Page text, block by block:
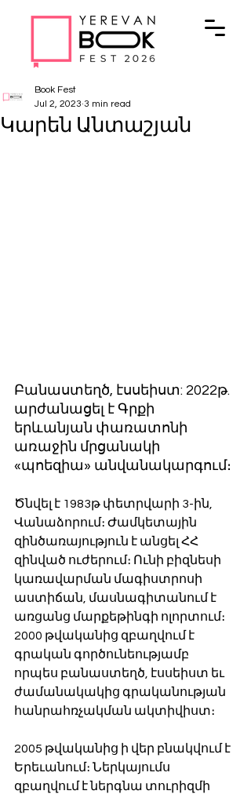
Կարեն Անտաշյան
Book Fest
Jul 2, 2023 3 min read
Բանաստեղծ, էսսեիստ: 2022թ.
արժանացել է Գրքի
երևանյան փառատոնի
առաջին մրցանակի
«պոեզիա» անվանակարգում։
Ծնվել է 1983թ փետրվարի 3-ին,
Վանաձորում։ Ժամկետային
զինծառայություն է անցել ՀՀ
զինված ուժերում։ Ունի բիզնեսի
կառավարման մագիստրոսի
աստիճան, մասնագիտանում է
առցանց մարքեթինգի ոլորտում։
2000 թվականից զբաղվում է
գրական գործունեությամբ
որպես բանաստեղծ, էսսեիստ եւ
ժամանակակից գրականության
հանրահռչակման ակտիվիստ։
2005 թվականից ի վեր բնակվում է
Երեւանում։ Ներկայումս
զբաղվում է ներգնա տուրիզմի